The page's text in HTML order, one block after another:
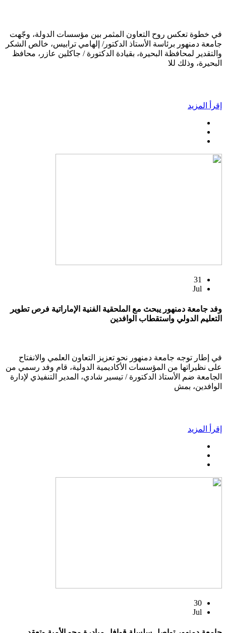
في خطوة تعكس روح التعاون المثمر بين مؤسسات الدولة، وجّهت
جامعة دمنهور برئاسة الأستاذ الدكتور/ إلهامي ترابيس، خالص الشكر
والتقدير لمحافظة البحيرة، بقيادة الدكتورة / جاكلين عازر، محافظ
البحيرة، وذلك للا
إقرأ المزيد
31
Jul
وفد جامعة دمنهور يبحث مع الملحقية الفنية الإماراتية فرص تطوير
التعليم الدولي واستقطاب الوافدين
في إطار توجه جامعة دمنهور نحو تعزيز التعاون العلمي والانفتاح
على نظيراتها من المؤسسات الأكاديمية الدولية، قام وفد رسمي من
الجامعة ضم الأستاذ الدكتورة / تيسير شادي، المدير التنفيذي لإدارة
الوافدين، بمش
إقرأ المزيد
30
Jul